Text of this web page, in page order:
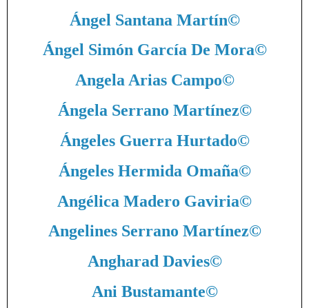
Ángel Santana Martín©
Ángel Simón García De Mora©
Angela Arias Campo©
Ángela Serrano Martínez©
Ángeles Guerra Hurtado©
Ángeles Hermida Omaña©
Angélica Madero Gaviria©
Angelines Serrano Martínez©
Angharad Davies©
Ani Bustamante©